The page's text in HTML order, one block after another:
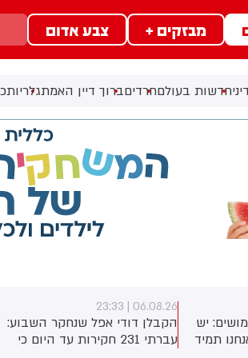
מבזקים + צבע אדום
חדשות בעולםחרדיםברוך דיין האמתגלריות
יש
תמיד
06.08.26 | 23:33
הקבלן דודי אפל שנחקר השבוע:
עברתי 231 חקירות עד היום כי